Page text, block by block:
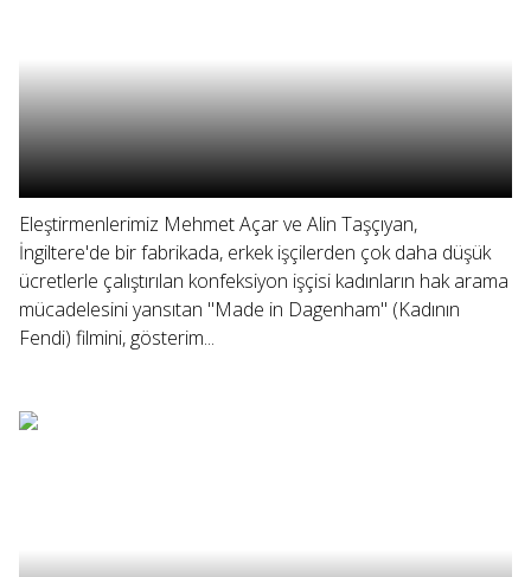
Eleştirmenlerimiz Mehmet Açar ve Alin Taşçıyan,
İngiltere'de bir fabrikada, erkek işçilerden çok daha düşük
ücretlerle çalıştırılan konfeksiyon işçisi kadınların hak arama
mücadelesini yansıtan "Made in Dagenham" (Kadının
Fendi) filmini, gösterim...